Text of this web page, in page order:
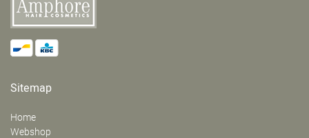
Sitemap
Home
Webshop